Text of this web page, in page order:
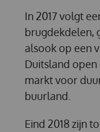
In 2017 volgt
brugdekdelen,
alsook op een
Duitsland
markt voor
buurland.
Eind 2018 zijn